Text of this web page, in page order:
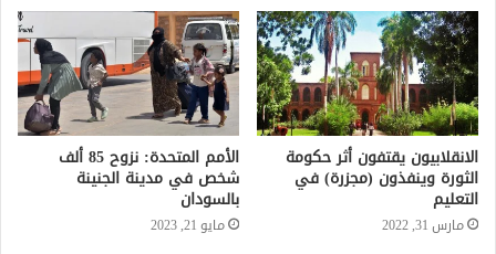
الانقلابيون يقتفون أثر حكومة
الثورة وينفذون (مجزرة) في
التعليم
مارس 31, 2022
الأمم المتحدة: نزوح 85 ألف
شخص في مدينة الجنينة
بالسودان
مايو 21, 2023